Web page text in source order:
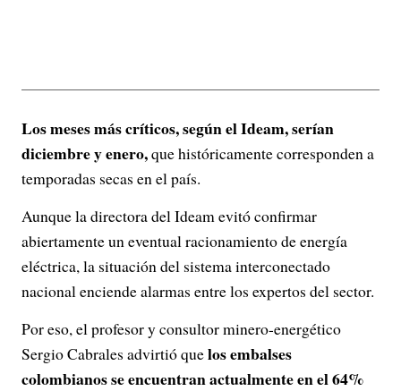
Los meses más críticos, según el Ideam, serían
diciembre y enero,que históricamente corresponden a
temporadas secas en el país.
Aunque la directora del Ideam evitó confirmar
abiertamente un eventual racionamiento de energía
eléctrica, la situación del sistema interconectado
nacional enciende alarmas entre los expertos del sector.
Por eso, el profesor y consultor minero-energético
Sergio Cabrales advirtió quelos embalses
colombianos se encuentran actualmente en el 64%